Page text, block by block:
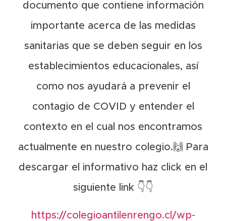
documento que contiene información
importante acerca de las medidas
sanitarias que se deben seguir en los
establecimientos educacionales, así
como nos ayudará a prevenir el
contagio de COVID y entender el
contexto en el cual nos encontramos
actualmente en nuestro colegio.🙌 Para
descargar el informativo haz click en el
siguiente link 👇👇
https://colegioantilenrengo.cl/wp-